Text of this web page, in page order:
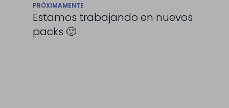
PRÓXIMAMENTE
Estamos trabajando en nuevos
packs 🙂